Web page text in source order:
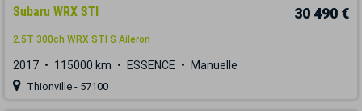
Subaru WRX STI 30 490 €
2.5T 300ch WRX STI S Aileron
2017 115000 km ESSENCE Manuelle
Thionville - 57100